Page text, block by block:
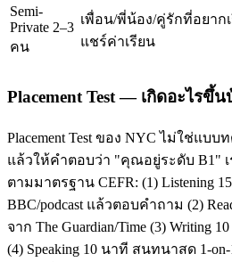
Semi-
Private 2–3
คน
เพื่อน/พี่น้อง/คู่รักที่อยาก
แชร์ค่าเรียน
Placement Test — เกิดอะไรขึ้
Placement Test ของ NYC ไม่ใช่แบ
แล้วให้คำตอบว่า "คุณอยู่ระดับ B1"
ตามมาตรฐาน CEFR: (1) Listening
BBC/podcast แล้วตอบคำถาม (2)
จาก The Guardian/Time (3) Writing
(4) Speaking 10 นาที สนทนาสด 1-